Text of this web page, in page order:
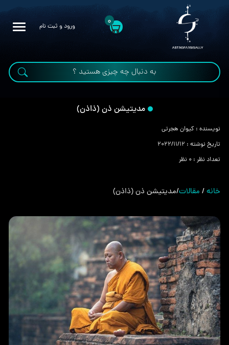
0 ورود و ثبت نام
مدیتیشن ذن (‌ذاذن)
نویسنده : کیوان هجرتی
تاریخ نوشته : 2022/11/12
تعداد نظر : 0 نظر
خانه/ مقالات/مدیتیشن ذن (‌ذاذن)